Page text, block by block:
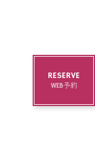
RESERVE
WEB予約